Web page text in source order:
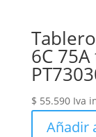
6C
$ 55.590 Iva
Añadir